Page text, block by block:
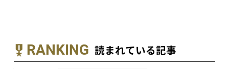
RANKING 読まれている記事